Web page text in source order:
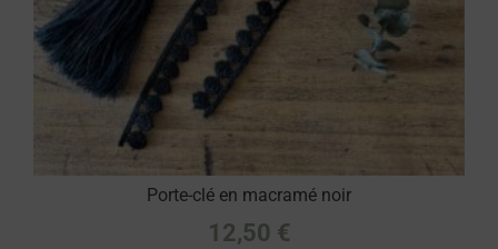
Porte-clé en macramé noir
12,50 €